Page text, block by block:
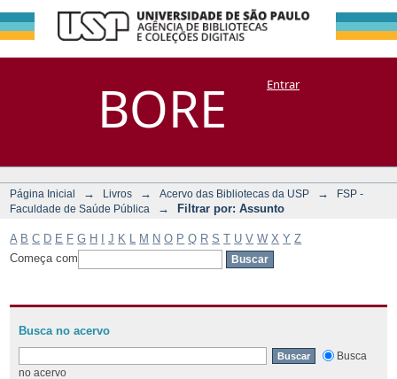
BORE
Filtrar por:
Assunto
DSpace/Manakin + CoriscoEntrar
Página Inicial → Livros → Acervo das Bibliotecas da USP →
FSP -
Faculdade de Saúde Pública
→ Filtrar por: Assunto
A B C D E F G H J K M N O P Q R S T U V W X Y Z
Começa com
Busca no acervo
Busca
no acervo